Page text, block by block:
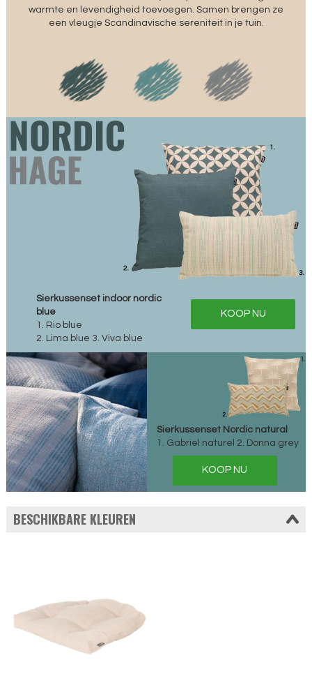
warmte en levendigheid toevoegen. Samen brengen ze
een vleugje Scandinavische sereniteit in je tuin.
Sierkussenset indoor nordic
blue
1. Rio blue
2. Lima blue 3. Viva blue
KOOP NU
Sierkussenset Nordic natural
1. Gabriel naturel 2. Donna grey
KOOP NU
BESCHIKBARE KLEUREN